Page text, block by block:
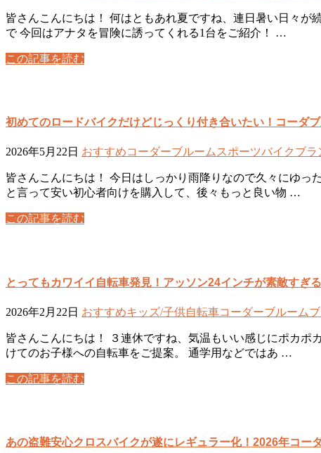
皆さんこんにちは！ 何はともあれ夏ですね、連日暑い日々
で 今回はアナタを冒険に誘ってくれる1台をご紹介！ …
この記事を読む
初めてのロードバイクだけどじっくり付き合いたい！コーダ
2026年5月22日 おすすめコーダーブルーム スポーツバイク ブラ
皆さんこんにちは！ 今日はしっかり雨降りなので久々にゆ
と言って安い初心者向けを購入して、後々もっと良い物 …
この記事を読む
とってもカワイイ自転車発見！アッソン24インチが素敵すぎる
2026年2月22日 おすすめキッズ/子供自転車コーダーブルーム
皆さんこんにちは！ ３連休ですね、気温もいい感じにポカ
けてのお子様への自転車をご提案。 通学用などではあ …
この記事を読む
あの盗難安心クロスバイクが遂にレギュラー化！2026年コー